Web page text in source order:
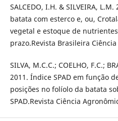
SALCEDO, I.H. & SILVEIRA,
batata com esterco e, ou,
vegetal e estoque de
prazo.Revista Brasileira Ciência
SILVA, M.C.C.; COELHO, F.C.;
2011. Índice SPAD em função
posições no folíolo da batata
SPAD.Revista Ciência